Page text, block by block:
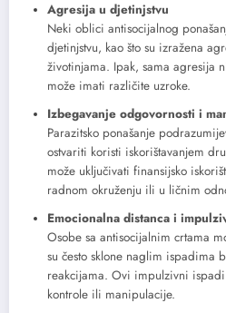
Agresija u djetinjstvu
Neki oblici antisocijalnog
djetinjstvu, kao što su izražena
životinjama. Ipak, sama agresija
može imati različite uzroke.
Izbegavanje odgovornosti i
Parazitsko ponašanje
ostvariti koristi iskorištavanjem
može uključivati finansijsko
radnom okruženju ili u ličnim
Emocionalna distanca i
Osobe sa antisocijalnim crtama
su često sklone naglim ispadima
reakcijama. Ovi impulzivni ispadi
kontrole ili manipulacije.